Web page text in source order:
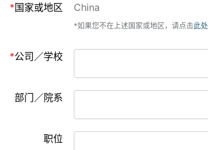
国家或地区 China
*如果您不在上述国家或地区，请点击此处
公司／学校
部门／院系
职位